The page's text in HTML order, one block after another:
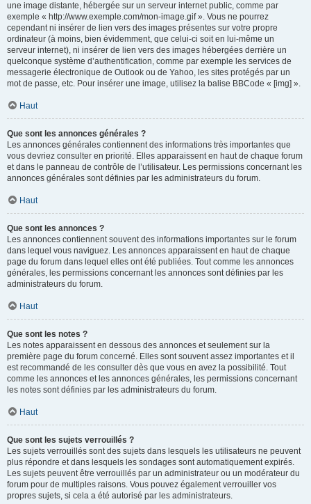
une image distante, hébergée sur un serveur internet public, comme par
exemple « http://www.exemple.com/mon-image.gif ». Vous ne pourrez
cependant ni insérer de lien vers des images présentes sur votre propre
ordinateur (à moins, bien évidemment, que celui-ci soit en lui-même un
serveur internet), ni insérer de lien vers des images hébergées derrière un
quelconque système d’authentification, comme par exemple les services de
messagerie électronique de Outlook ou de Yahoo, les sites protégés par un
mot de passe, etc. Pour insérer une image, utilisez la balise BBCode « [img] ».
Haut
Que sont les annonces générales ?
Les annonces générales contiennent des informations très importantes que
vous devriez consulter en priorité. Elles apparaissent en haut de chaque forum
et dans le panneau de contrôle de l’utilisateur. Les permissions concernant les
annonces générales sont définies par les administrateurs du forum.
Haut
Que sont les annonces ?
Les annonces contiennent souvent des informations importantes sur le forum
dans lequel vous naviguez. Les annonces apparaissent en haut de chaque
page du forum dans lequel elles ont été publiées. Tout comme les annonces
générales, les permissions concernant les annonces sont définies par les
administrateurs du forum.
Haut
Que sont les notes ?
Les notes apparaissent en dessous des annonces et seulement sur la
première page du forum concerné. Elles sont souvent assez importantes et il
est recommandé de les consulter dès que vous en avez la possibilité. Tout
comme les annonces et les annonces générales, les permissions concernant
les notes sont définies par les administrateurs du forum.
Haut
Que sont les sujets verrouillés ?
Les sujets verrouillés sont des sujets dans lesquels les utilisateurs ne peuvent
plus répondre et dans lesquels les sondages sont automatiquement expirés.
Les sujets peuvent être verrouillés par un administrateur ou un modérateur du
forum pour de multiples raisons. Vous pouvez également verrouiller vos
propres sujets, si cela a été autorisé par les administrateurs.